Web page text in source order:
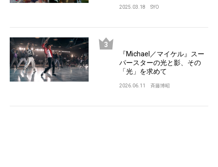
2025.03.18 SYO
『Michael／マイケル』スー
パースターの光と影、その
「光」を求めて
2026.06.11 斉藤博昭